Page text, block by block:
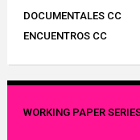
DOCUMENTALES CC
ENCUENTROS CC
WORKING PAPER